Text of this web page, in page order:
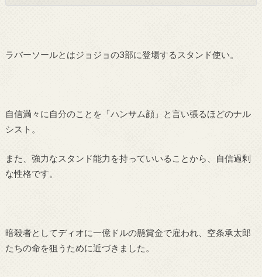
ラバーソールとはジョジョの3部に登場するスタンド使い。
自信満々に自分のことを「ハンサム顔」と言い張るほどのナル
シスト。
また、強力なスタンド能力を持っていいることから、自信過剰
な性格です。
暗殺者としてディオに一億ドルの懸賞金で雇われ、空条承太郎
たちの命を狙うために近づきました。